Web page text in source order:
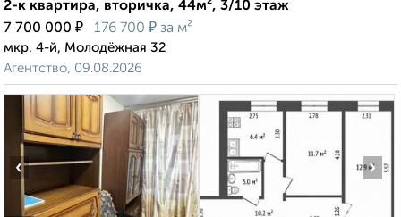
2-к квартира, вторичка, 44м², 3/10 этаж
7 700 000 ₽ 176 700 ₽ за м²
мкр. 4-й, Молодёжная 32
Агентство, 09.08.2026
‹ ›